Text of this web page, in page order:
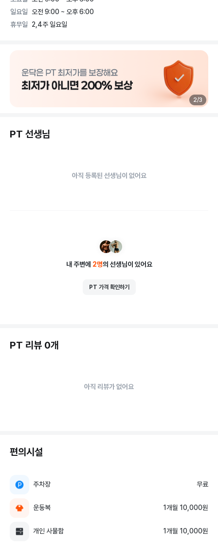
일요일
오전 9:00 ~ 오후 6:00
휴무일
2,4주 일요일
2/3
PT 선생님
아직 등록된 선생님이 없어요
내 주변에 2명의 선생님이 있어요
PT 가격 확인하기
PT 리뷰 0개
아직 리뷰가 없어요
편의시설
주차장 무료
운동복 1개월 10,000원
개인 사물함 1개월 10,000원